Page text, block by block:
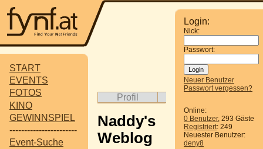
START
EVENTS
FOTOS
KINO
GEWINNSPIEL
-----------------------
Event-Suche
Login:
Nick:
Passwort:
Neuer Benutzer
Passwort vergessen?
Online:
0 Benutzer, 293 Gäste
Registriert: 249
Neuester Benutzer:
deny8
Profil
Naddy's
Weblog